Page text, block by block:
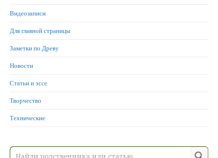
Видеозаписи
Для главной страницы
Заметки по Древу
Новости
Статьи и эссе
Творчество
Технические